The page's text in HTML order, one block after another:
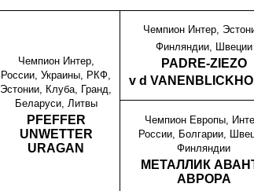
Чемпион Интер,
России, Украины, РКФ,
Эстонии, Клуба, Гранд,
Беларуси, Литвы
PFEFFER
UNWETTER
URAGAN
Чемпион Интер,
Финляндии, Швеции
PADRE-ZIEZO
v d
Чемпион Европы,
России, Болгарии,
Финляндии
МЕТАЛЛИК
АВРОРА